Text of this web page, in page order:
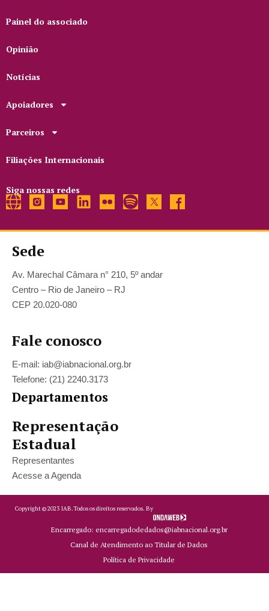
Painel do associado
Opinião
Notícias
Apoiadores
Parceiros
Filiações Internacionais
Siga nossas redes
Sede
Av. Marechal Câmara n° 210, 5º andar
Centro – Rio de Janeiro – RJ
CEP 20.020-080
Fale conosco
E-mail: iab@iabnacional.org.br
Telefone: (21) 2240.3173
Departamentos
Representação
Estadual
Representantes
Acesse a Agenda
Copyright ©2023 IAB.Todos os direitos reservados. By
Encarregado: encarregadodedados@iabnacional.org.br
Canal de Atendimento ao Titular de Dados
Política de Privacidade